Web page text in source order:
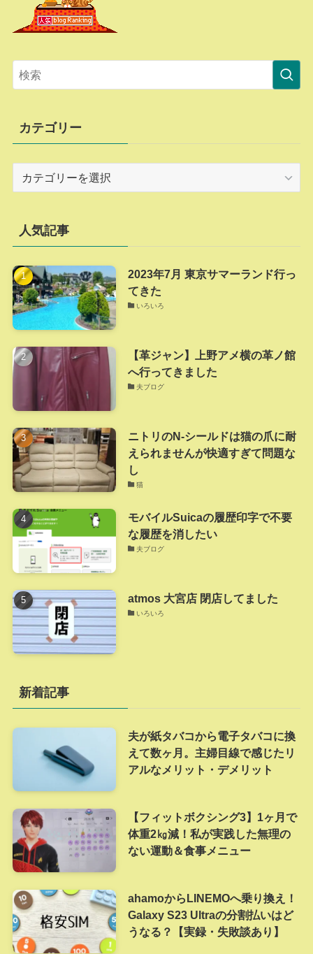
カテゴリー
ー
人気記事
2023年7月 東京サマーランド行っ
てきた
いろいろ
【革ジャン】上野アメ横の革ノ館
へ行ってきました
夫ブログ
ニトリのN-シールドは猫の爪に耐
えられませんが快適すぎて問題な
し
猫
モバイルSuicaの履歴印字で不要
な履歴を消したい
夫ブログ
atmos 大宮店 閉店してました
いろいろ
新着記事
夫が紙タバコから電子タバコに換
えて数ヶ月。主婦目線で感じたリ
アルなメリット・デメリット
【フィットボクシング3】1ヶ月で
体重2㎏減！私が実践した無理の
ない運動＆食事メニュー
ahamoからLINEMOへ乗り換え！
Galaxy S23 Ultraの分割払いはど
うなる？【実録・失敗談あり】